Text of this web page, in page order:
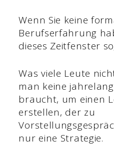
Wenn Sie keine
Berufserfahrung
dieses Zeitfenster
Was viele Leute
man keine
braucht, um einen
erstellen, der zu
nur eine Strategie.